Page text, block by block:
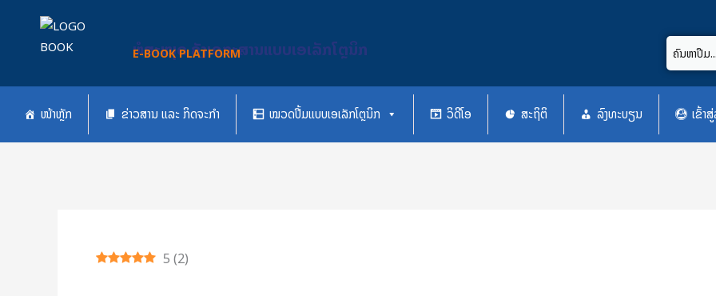
content
ຫໍສະໝຸດ ຄັງເອກະສານແບບເອເລັກໂຕຼນິກ
E-BOOK PLATFORM
ໜ້າຫຼັກ ຂ່າວສານ ແລະ ກິດຈະກຳ ໝວດປື້ມແບບເອເລັກໂຕຼນິກ ວິດີໂອ ສະຖິຕິ ລົງທະບຽນ ເຂົ້າ
5(2)